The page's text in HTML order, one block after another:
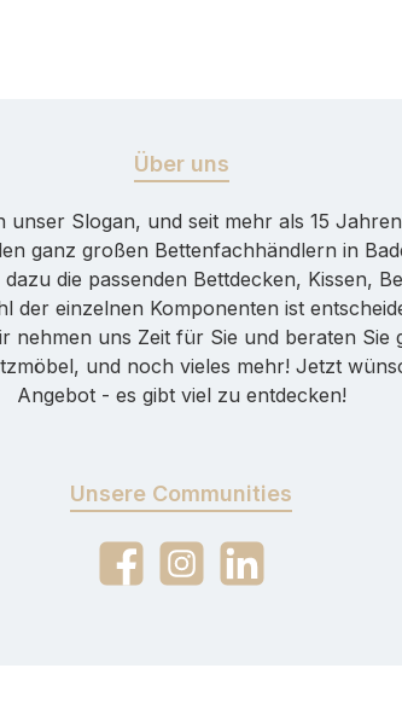
Über uns
Slogan, und seit mehr als 15
ganz großen Bettenfachhändlern in
die passenden Bettdecken, Kissen,
der einzelnen Komponenten ist
nehmen uns Zeit für Sie und beraten
und noch vieles mehr! Jetzt
Angebot - es gibt viel zu entdecken!
Unsere Communities
FacebookInstagramLinkedIn